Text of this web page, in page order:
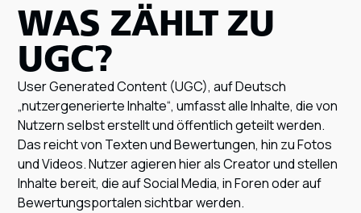
WAS ZÄHLT ZU
UGC?
User Generated Content (UGC), auf Deutsch
„nutzergenerierte Inhalte“, umfasst alle Inhalte, die von
Nutzern selbst erstellt und öffentlich geteilt werden.
Das reicht von Texten und Bewertungen, hin zu Fotos
und Videos. Nutzer agieren hier als Creator und stellen
Inhalte bereit, die auf Social Media, in Foren oder auf
Bewertungsportalen sichtbar werden.